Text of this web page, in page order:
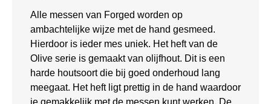
Alle messen van Forged worden op
ambachtelijke wijze met de hand gesmeed.
Hierdoor is ieder mes uniek. Het heft van de
Olive serie is gemaakt van olijfhout. Dit is een
harde houtsoort die bij goed onderhoud lang
meegaat. Het heft ligt prettig in de hand waardoor
je gemakkelijk met de messen kunt werken. De